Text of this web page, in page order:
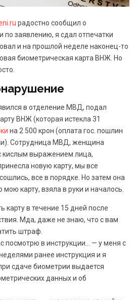
радостно сообщил о
заявлению, я сдал отпечатки
и на прошлой неделе наконец-то
биометрическая карта ВНЖ. Но
в отделение МВД, подал
ВНЖ (которая истекла 31
на 2 500 крон (оплата гос. пошлин
Сотрудница МВД, женщина
кислым выражением лица,
новую карту, мы все
все в порядке. Но затем она
карту, взяла в руки и началось.
карту в течение 15 дней после
Мда, даже не знаю, что с вам
штраф.
посмотрю в инструкции… — у меня с
ранее инструкция и я
сдаче биометрии выдается
данных и об